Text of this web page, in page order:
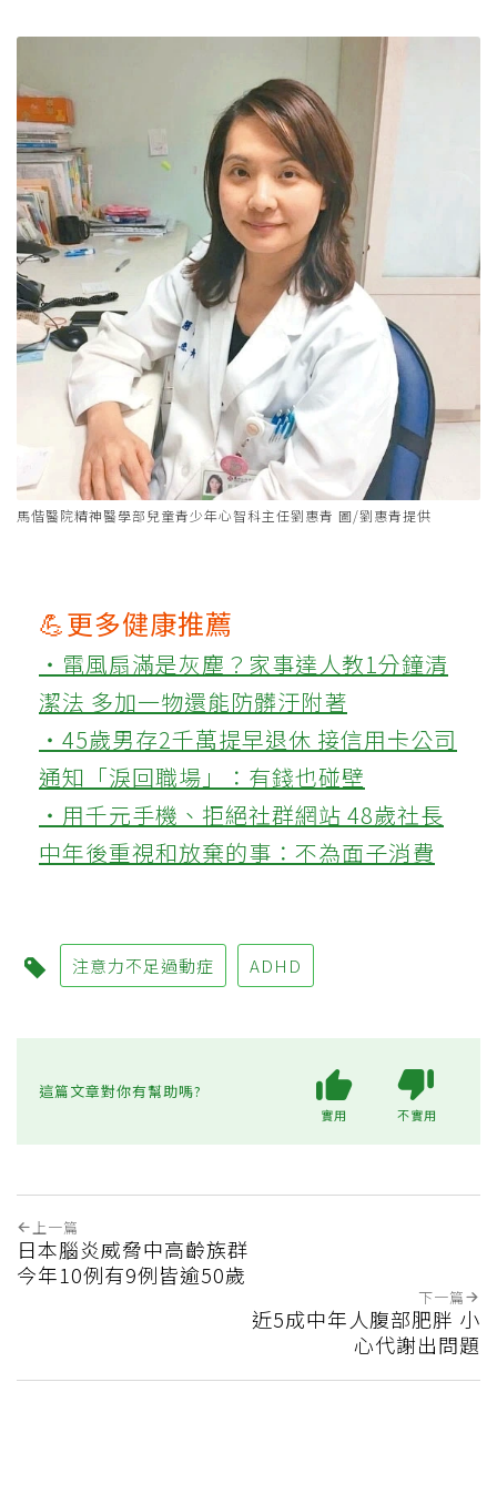
馬偕醫院精神醫學部兒童青少年心智科主任劉惠青 圖/劉惠青提供
💪更多健康推薦
‧電風扇滿是灰塵？家事達人教1分鐘清
潔法 多加一物還能防髒汙附著
‧45歲男存2千萬提早退休 接信用卡公司
通知「淚回職場」：有錢也碰壁
‧用千元手機、拒絕社群網站 48歲社長
中年後重視和放棄的事：不為面子消費
注意力不足過動症 ADHD
這篇文章對你有幫助嗎?
實用 不實用
上一篇
日本腦炎威脅中高齡族群
今年10例有9例皆逾50歲
下一篇
近5成中年人腹部肥胖 小
心代謝出問題